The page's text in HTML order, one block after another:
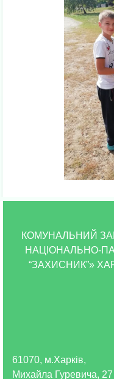
КОМУНАЛЬНИЙ
НАЦІОНАЛЬНО-
“ЗАХИСНИК”»
61070, м.Харків,
Михайла Гуревича, 27